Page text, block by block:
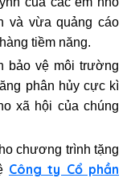
và vừa quảng cáo
tiềm năng.
bảo vệ môi trường
phân hủy cực kì
xã hội của chúng
chương trình tặng
Công ty Cổ phần